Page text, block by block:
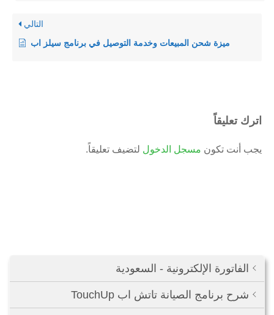
الفاتورة الإلكترونية - السعودية
شرح برنامج الصيانة تاتش اب TouchUp
التالي
ميزة شحن المبيعات وخدمة التوصيل في برنامج سيلز اب
اترك تعليقاً
يجب أنت تكون مسجل الدخول لتضيف تعليقاً.